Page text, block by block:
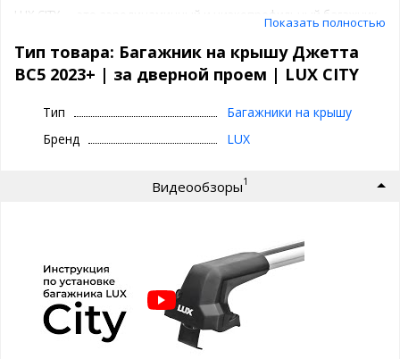
LUX CITY — это аэродинамичный и низкопрофильный багажник
премиум-класса для Jetta VS5, разработанный специально для
автомобилей с дверными проемами. Идеальное решение для
поездок, путешествий, перевозки спортинвентаря и крупного
багажа. Благодаря изящной конструкции с плавным переходом
торчащих частей, не портит внешний вид и не создаёт шума
Аэродинамические дуги LUX AERO TRAVEL шириной
82 мм— крыловидная форма снижает шум и вибрации
при езде.
Т-образные пазы (европаз) — позволяют
устанавливать автобоксы, велокрепления, багажные
корзины, держатели для лыж и сноубордов.
Надёжная фиксация и защита
Показать полностью
Тип товара: Багажник на крышу Джетта
ВС5 2023+ | за дверной проем | LUX СITY
Тип
Багажники на крышу
Бренд
LUX
Видеообзоры1